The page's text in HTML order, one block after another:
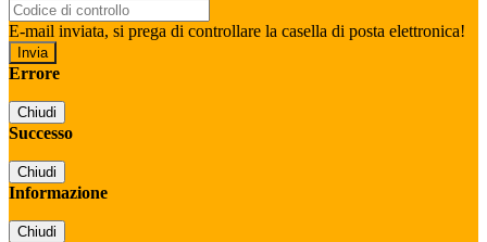
E-mail inviata, si prega di controllare la casella di posta elettronica!
Errore
Chiudi
Successo
Chiudi
Informazione
Chiudi